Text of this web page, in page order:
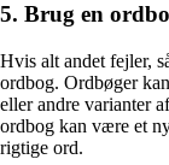
5. Brug en
Hvis alt andet fejler,
ordbog. Ordbøger
eller andre varianter
ordbog kan være et
rigtige ord.